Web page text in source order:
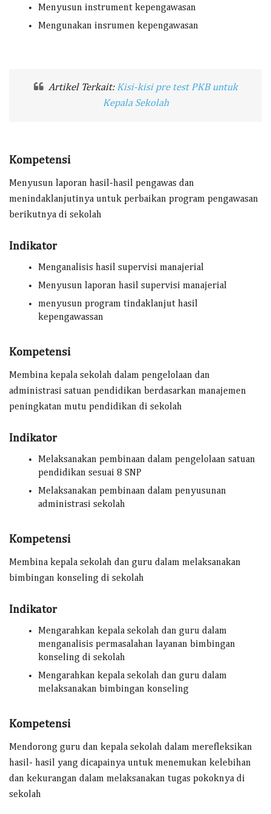
Menyusun instrument kepengawasan
Mengunakan insrumen kepengawasan
Artikel Terkait: Kisi-kisi pre test PKB untuk
Kepala Sekolah
Kompetensi
Menyusun laporan hasil-hasil pengawas dan
menindaklanjutinya untuk perbaikan program pengawasan
berikutnya di sekolah
Indikator
Menganalisis hasil supervisi manajerial
Menyusun laporan hasil supervisi manajerial
menyusun program tindaklanjut hasil
kepengawassan
Kompetensi
Membina kepala sekolah dalam pengelolaan dan
administrasi satuan pendidikan berdasarkan manajemen
peningkatan mutu pendidikan di sekolah
Indikator
Melaksanakan pembinaan dalam pengelolaan satuan
pendidikan sesuai 8 SNP
Melaksanakan pembinaan dalam penyusunan
administrasi sekolah
Kompetensi
Membina kepala sekolah dan guru dalam melaksanakan
bimbingan konseling di sekolah
Indikator
Mengarahkan kepala sekolah dan guru dalam
menganalisis permasalahan layanan bimbingan
konseling di sekolah
Mengarahkan kepala sekolah dan guru dalam
melaksanakan bimbingan konseling
Kompetensi
Mendorong guru dan kepala sekolah dalam merefleksikan
hasil- hasil yang dicapainya untuk menemukan kelebihan
dan kekurangan dalam melaksanakan tugas pokoknya di
sekolah